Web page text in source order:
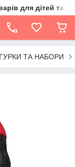
для дітей та їх
ТА НАБОРИ